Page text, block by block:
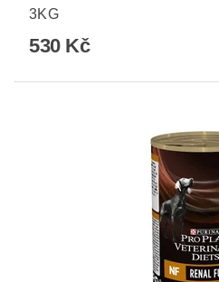
3KG
530 Kč